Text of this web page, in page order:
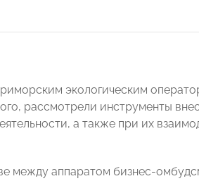
экологическим
рассмотрели инструменты
а также при их
между аппаратом бизнес-